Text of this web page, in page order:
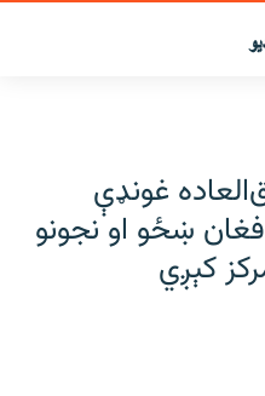
غونډې
ښځو او نجونو
کېږي